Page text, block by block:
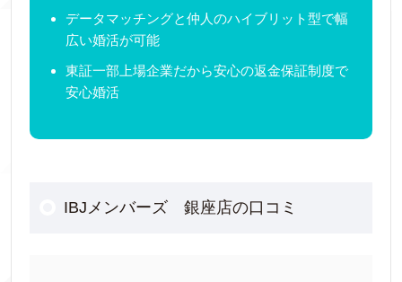
データマッチングと仲人のハイブリット型で幅
広い婚活が可能
東証一部上場企業だから安心の返金保証制度で
安心婚活
IBJメンバーズ 銀座店の口コミ